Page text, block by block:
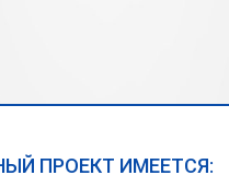
ПРОЕКТ ИМЕЕТСЯ: